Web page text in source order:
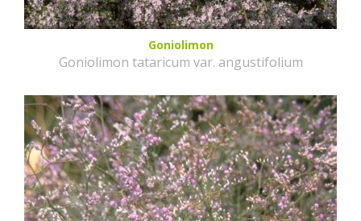
Goniolimon
Goniolimon tataricum var. angustifolium